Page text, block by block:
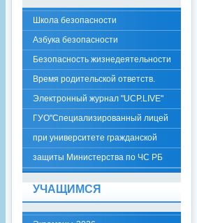
Школа безопасности
Азбука безопасности
Безопасность жизнедеятельности
Время родительской ответств.
Электронный журнал "UCP.LIVE"
ГУО"Специализированный лицей
при университете гражданской
защиты Министерства по ЧС РБ
УЧАЩИМСЯ